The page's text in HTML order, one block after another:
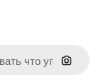
Поиск